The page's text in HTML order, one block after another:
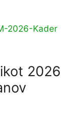
2026-Kader
2026